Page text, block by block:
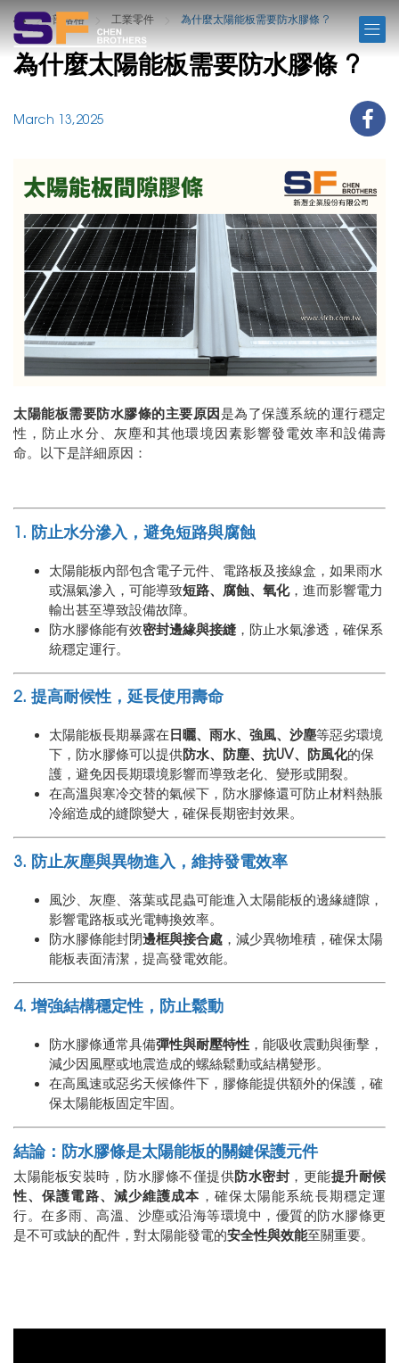
部落格 工業零件 為什麼太陽能板需要防水膠條 ?
為什麼太陽能板需要防水膠條 ?
March 13,2025
太陽能板需要防水膠條的主要原因 是為了保護系統的運行穩定
性，防止水分、灰塵和其他環境因素影響發電效率和設備壽
命。以下是詳細原因：
1. 防止水分滲入，避免短路與腐蝕
太陽能板內部包含電子元件、電路板及接線盒，如果雨水
或濕氣滲入，可能導致短路、腐蝕、氧化，進而影響電力
輸出甚至導致設備故障。
防水膠條能有效密封邊緣與接縫 ，防止水氣滲透，確保系
統穩定運行。
2. 提高耐候性，延長使用壽命
太陽能板長期暴露在 日曬、雨水、強風、沙塵等惡劣環境
下，防水膠條可以提供防水、防塵、抗UV、防風化的保
護，避免因長期環境影響而導致老化、變形或開裂。
在高溫與寒冷交替的氣候下，防水膠條還可防止材料熱脹
冷縮造成的縫隙變大，確保長期密封效果。
3. 防止灰塵與異物進入，維持發電效率
風沙、灰塵、落葉或昆蟲可能進入太陽能板的邊緣縫隙，
影響電路板或光電轉換效率。
防水膠條能封閉邊框與接合處 ，減少異物堆積，確保太陽
能板表面清潔，提高發電效能。
4. 增強結構穩定性，防止鬆動
防水膠條通常具備彈性與耐壓特性 ，能吸收震動與衝擊，
減少因風壓或地震造成的螺絲鬆動或結構變形。
在高風速或惡劣天候條件下，膠條能提供額外的保護，確
保太陽能板固定牢固。
結論：防水膠條是太陽能板的關鍵保護元件
太陽能板安裝時，防水膠條不僅提供防水密封 ，更能提升耐候
性、保護電路、減少維護成本 ，確保太陽能系統長期穩定運
行。在多雨、高溫、沙塵或沿海等環境中，優質的防水膠條更
是不可或缺的配件，對太陽能發電的安全性與效能至關重要。